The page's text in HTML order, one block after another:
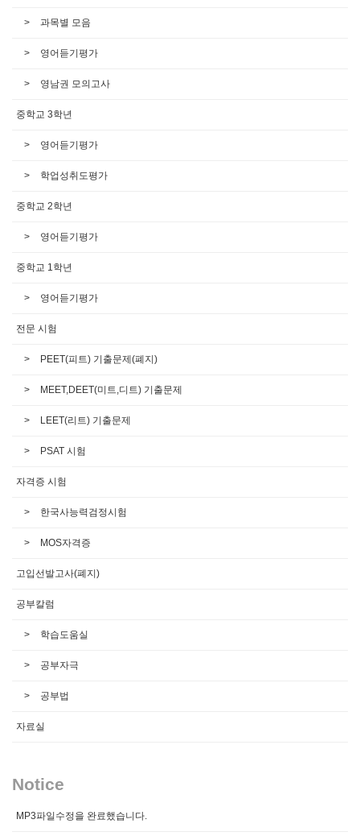
과목별 모음
영어듣기평가
영남권 모의고사
중학교 3학년
영어듣기평가
학업성취도평가
중학교 2학년
영어듣기평가
중학교 1학년
영어듣기평가
전문 시험
PEET(피트) 기출문제(폐지)
MEET,DEET(미트,디트) 기출문제
LEET(리트) 기출문제
PSAT 시험
자격증 시험
한국사능력검정시험
MOS자격증
고입선발고사(폐지)
공부칼럼
학습도움실
공부자극
공부법
자료실
Notice
MP3파일수정을 완료했습니다.